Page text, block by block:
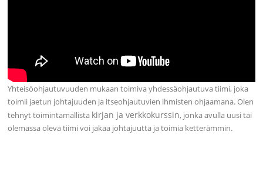
Yhteisöohjautuvuuden mukaan toimiva yhdessäohjautuva tiimi, joka
toimii jaetun johtajuuden ja itseohjautuvien ihmisten ohjaamana. Olen
tehnyt toimintamallista kirjan ja verkkokurssin, jonka avulla uusi tai
olemassa oleva tiimi voi jakaa johtajuutta ja toimia ketterämmin.